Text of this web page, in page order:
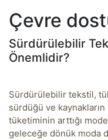
Çevre
Sürdürülebilir
Önemlidir?
Sürdürülebilir tekstil,
sürdüğü ve kaynakların
tüketiminin arttığı
geleceğe dönük moda